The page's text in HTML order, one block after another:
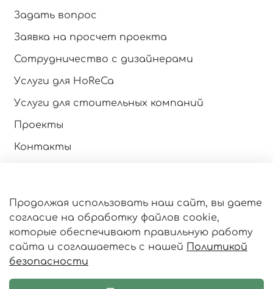
Задать вопрос
Заявка на просчет проекта
Сотрудничество с дизайнерами
Услуги для HoReCa
Услуги для стоительных компаний
Проекты
Контакты
Оферта и политика конфиденциальности
Пользовательское соглашение
Личный кабинет
Статьи
Продолжая использовать наш сайт, вы даете
согласие на обработку файлов cookie,
которые обеспечивают правильную работу
сайта и соглашаетесь с нашей Политикой
безопасности